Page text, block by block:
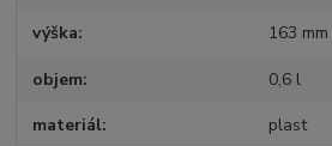
výška 163 mm
objem 0,6 l
materiál plast